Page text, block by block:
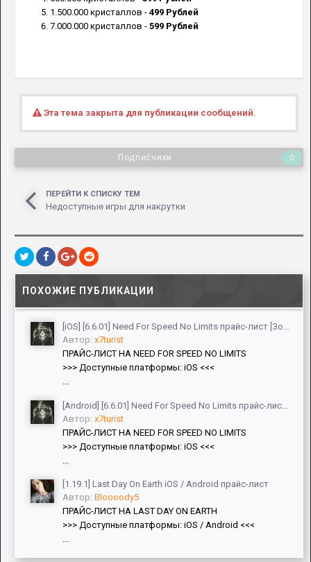
1.500.000 кристаллов - 499 Рублей
7.000.000 кристаллов - 599 Рублей
Эта тема закрыта для публикации сообщений.
Подписчики 0
ПЕРЕЙТИ К СПИСКУ ТЕМ
Недоступные игры для накрутки
ПОХОЖИЕ ПУБЛИКАЦИИ
[iOS] [6.6.01] Need For Speed No Limits прайс-лист [Золото, Баксы, Лом]
Автор: x7turist
ПРАЙС-ЛИСТ НА NEED FOR SPEED NO LIMITS
>>> Доступные платформы: iOS <<<
...
Автор: x7turist
ПРАЙС-ЛИСТ НА NEED FOR SPEED NO LIMITS
>>> Доступные платформы: iOS <<<
[1.19.1] Last Day On Earth iOS / Android прайс-лист
Автор: Bloooody5
ПРАЙС-ЛИСТ НА LAST DAY ON EARTH
>>> Доступные платформы: iOS / Android <<<
...